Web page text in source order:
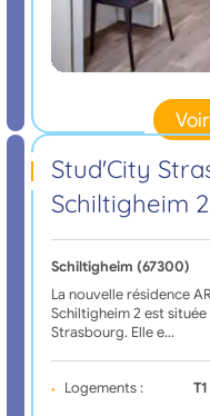
Stud'City
Schiltigheim 2
Schiltigheim (67300)
La nouvelle résidence
Schiltigheim 2 est
Strasbourg. Elle e…
Logements : T1